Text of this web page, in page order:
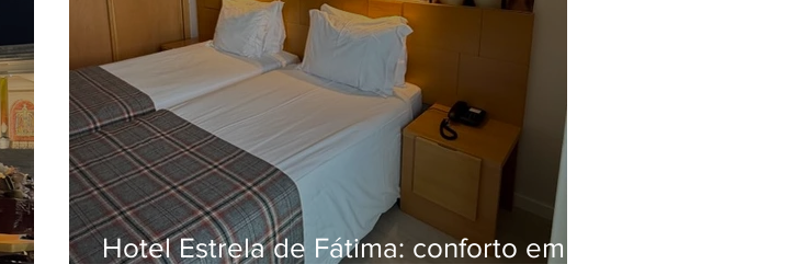
Hotel Estrela de Fátima: conforto em